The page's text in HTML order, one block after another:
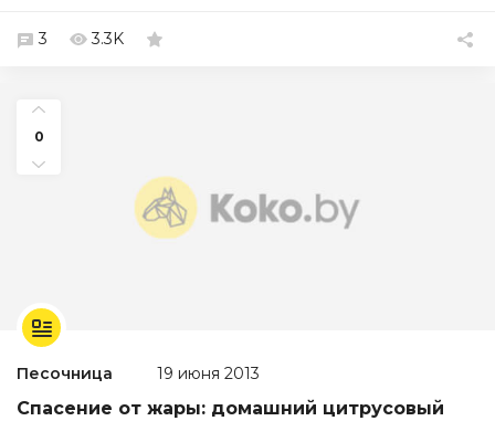
3 3.3K
0
Песочница 19 июня 2013
Спасение от жары: домашний цитрусовый